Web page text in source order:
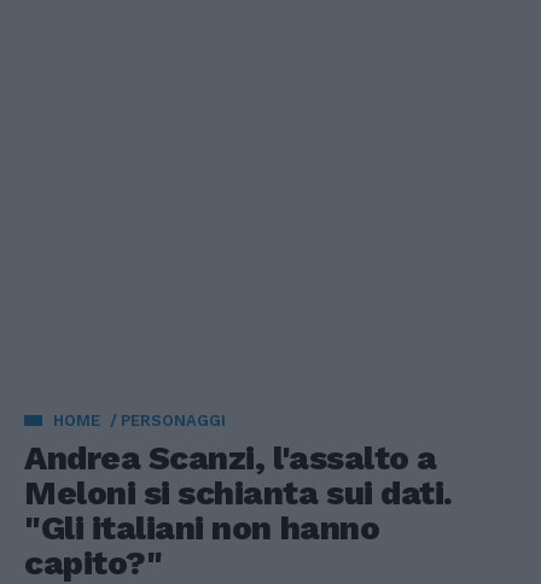
HOME PERSONAGGI
Andrea Scanzi, l'assalto a
Meloni si schianta sui dati.
"Gli italiani non hanno
capito?"